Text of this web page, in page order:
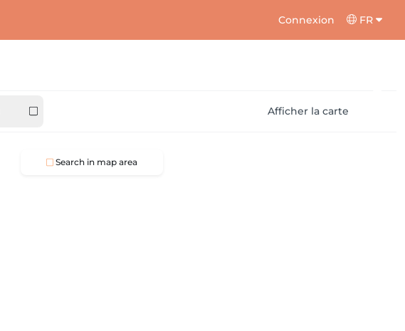
Connexion FR
Afficher la carte
Search in map area